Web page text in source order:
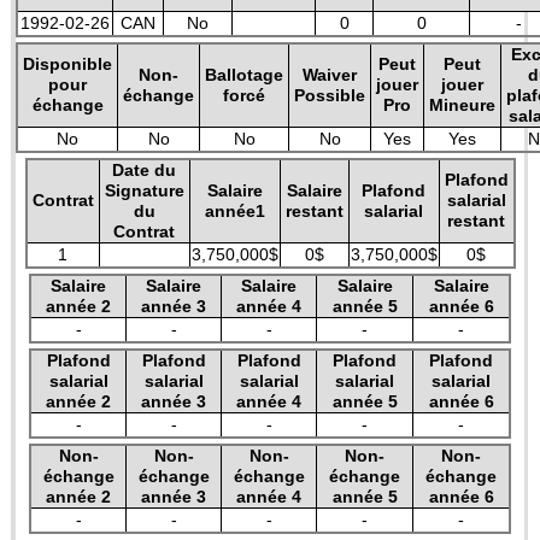
1992-02-26 CAN No 0 0 -
Disponible
pour
échange
Non-
échange
Ballotage
forcé
Waiver
Possible
Peut
jouer
Pro
Peut
jouer
Mineure
No
No No No Yes Yes
Contrat
Date du
Signature
du
Contrat
Salaire
année1
Salaire
restant
Plafond
salarial
Plafond
salarial
restant
1
3,750,000$ 0$ 3,750,000$
0$
Salaire
année 2
Salaire
année 3
Salaire
année 4
Salaire
année 5
Salaire
année 6
-
- - -
-
Plafond
salarial
année 2
Plafond
salarial
année 3
Plafond
salarial
année 4
Plafond
salarial
année 5
Plafond
salarial
année 6
-
- - -
-
Non-
échange
année 2
Non-
échange
année 3
Non-
échange
année 4
Non-
échange
année 5
Non-
échange
année 6
-
- - - -